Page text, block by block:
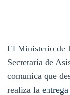
El Ministerio de
Secretaría de
comunica que
realiza la entrega